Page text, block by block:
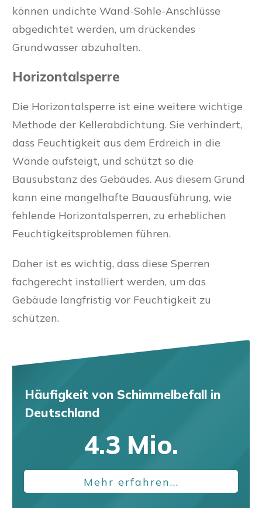
können undichte Wand-Sohle-Anschlüsse
abgedichtet werden, um drückendes
Grundwasser abzuhalten.
Horizontalsperre
Die Horizontalsperre ist eine weitere wichtige
Methode der Kellerabdichtung. Sie verhindert,
dass Feuchtigkeit aus dem Erdreich in die
Wände aufsteigt, und schützt so die
Bausubstanz des Gebäudes. Aus diesem Grund
kann eine mangelhafte Bauausführung, wie
fehlende Horizontalsperren, zu erheblichen
Feuchtigkeitsproblemen führen.
Daher ist es wichtig, dass diese Sperren
fachgerecht installiert werden, um das
Gebäude langfristig vor Feuchtigkeit zu
schützen.
Häufigkeit von Schimmelbefall in
Deutschland
4.3 Mio.
Mehr erfahren...